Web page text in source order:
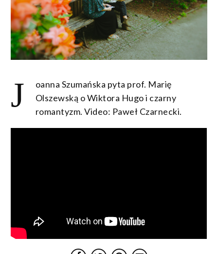
J
oanna Szumańska pyta prof. Marię
Olszewską o Wiktora Hugo i czarny
romantyzm. Video: Paweł Czarnecki.